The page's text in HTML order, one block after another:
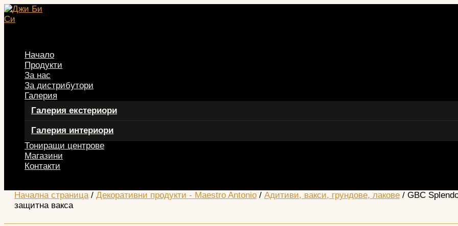
Начало
Продукти
За нас
За дистрибутори
Галерия
Галерия екстериори
Галерия интериори
Тониращи центрове
Магазини
Контакти
Начална страница/ Декоративни продукти - Maestro Antonio / Адитиви, вакси, грундове, лакове / GBC
защитна вакса